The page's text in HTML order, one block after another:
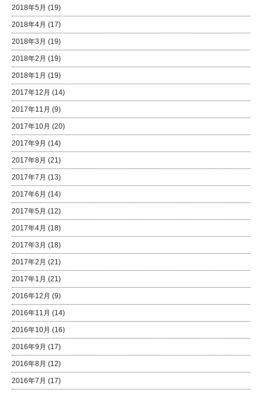
2018年5月 (19)
2018年4月 (17)
2018年3月 (19)
2018年2月 (19)
2018年1月 (19)
2017年12月 (14)
2017年11月 (9)
2017年10月 (20)
2017年9月 (14)
2017年8月 (21)
2017年7月 (13)
2017年6月 (14)
2017年5月 (12)
2017年4月 (18)
2017年3月 (18)
2017年2月 (21)
2017年1月 (21)
2016年12月 (9)
2016年11月 (14)
2016年10月 (16)
2016年9月 (17)
2016年8月 (12)
2016年7月 (17)